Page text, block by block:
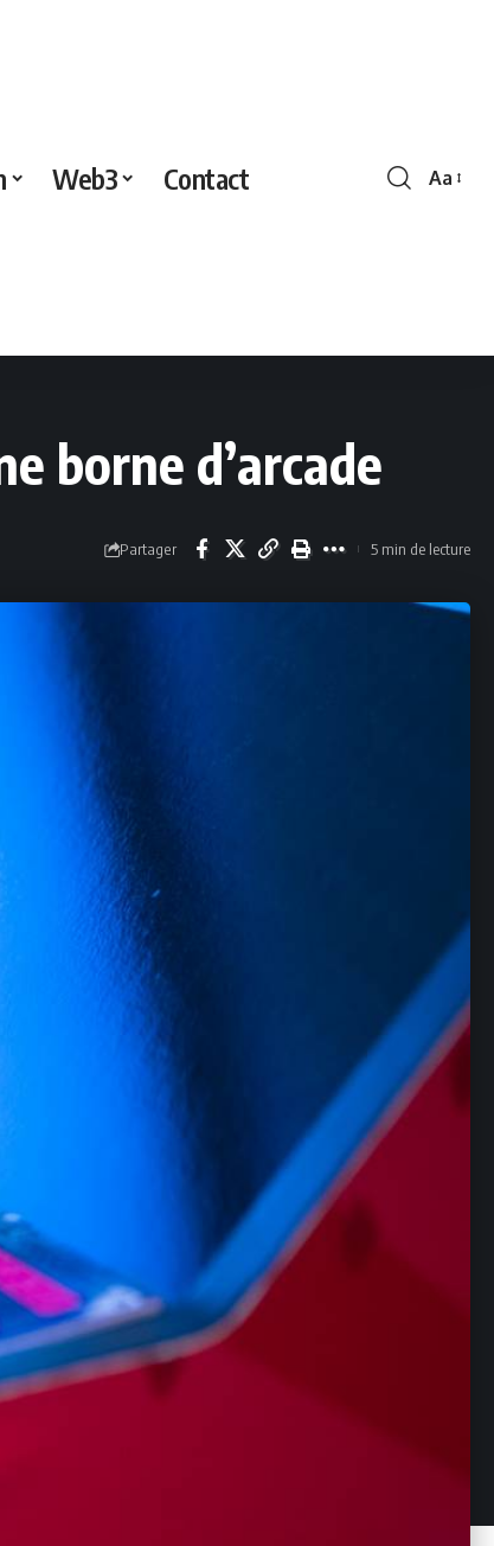
Web3 Contact Aa
borne d’arcade
Partager 5 min de lecture